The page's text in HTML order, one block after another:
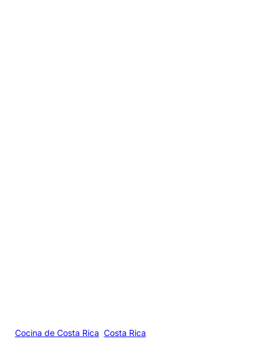
Cocina de Costa Rica Costa Rica